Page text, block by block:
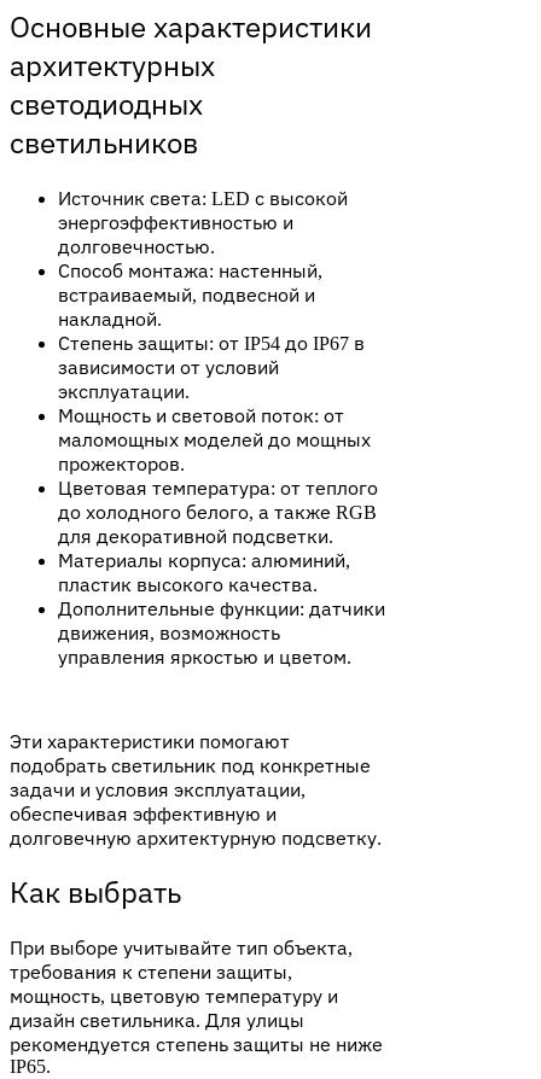
Основные характеристики
архитектурных
светодиодных
светильников
Источник света: LED с высокой
энергоэффективностью и
долговечностью.
Способ монтажа: настенный,
встраиваемый, подвесной и
накладной.
Степень защиты: от IP54 до IP67 в
зависимости от условий
эксплуатации.
Мощность и световой поток: от
маломощных моделей до мощных
прожекторов.
Цветовая температура: от теплого
до холодного белого, а также RGB
для декоративной подсветки.
Материалы корпуса: алюминий,
пластик высокого качества.
Дополнительные функции: датчики
движения, возможность
управления яркостью и цветом.
Эти характеристики помогают
подобрать светильник под конкретные
задачи и условия эксплуатации,
обеспечивая эффективную и
долговечную архитектурную подсветку.​
Как выбрать
При выборе учитывайте тип объекта,
требования к степени защиты,
мощность, цветовую температуру и
дизайн светильника. Для улицы
рекомендуется степень защиты не ниже
IP65.